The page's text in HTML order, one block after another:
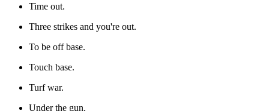
Time out.
Three strikes and you're out.
To be off base.
Touch base.
Turf war.
Under the gun.